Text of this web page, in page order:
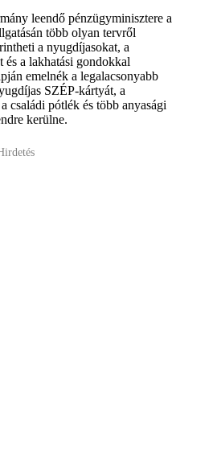
leendő pénzügyminisztere a
több olyan tervről
a nyugdíjasokat, a
és a lakhatási gondokkal
emelnék a legalacsonyabb
SZÉP-kártyát, a
családi pótlék és több anyasági
kerülne.